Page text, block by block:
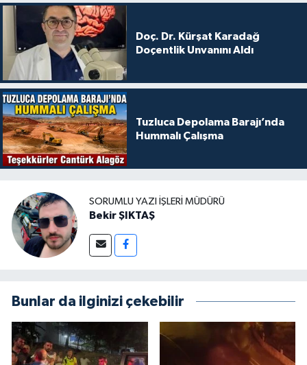
Doç. Dr. Kürşat Karadağ
Doçentlik Unvanını Aldı
Tuzluca Depolama Barajı’nda
Hummalı Çalışma
SORUMLU YAZI İŞLERI MÜDÜRÜ
Bekir ŞIKTAŞ
Bunlar da ilginizi çekebilir